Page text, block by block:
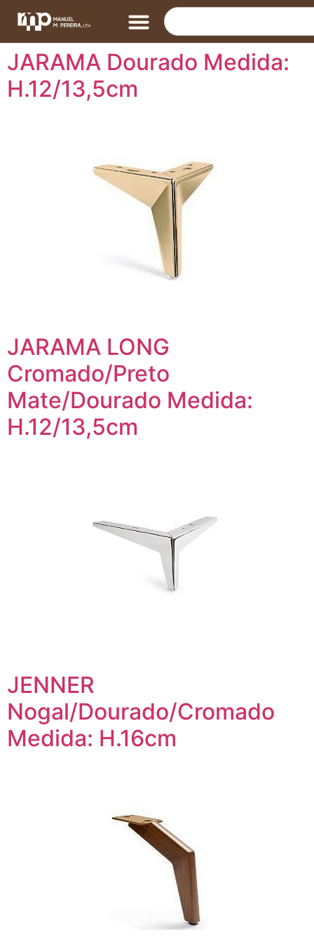
JARAMA Dourado Medida:
H.12/13,5cm
JARAMA LONG
Cromado/Preto
Mate/Dourado Medida:
H.12/13,5cm
JENNER
Nogal/Dourado/Cromado
Medida: H.16cm